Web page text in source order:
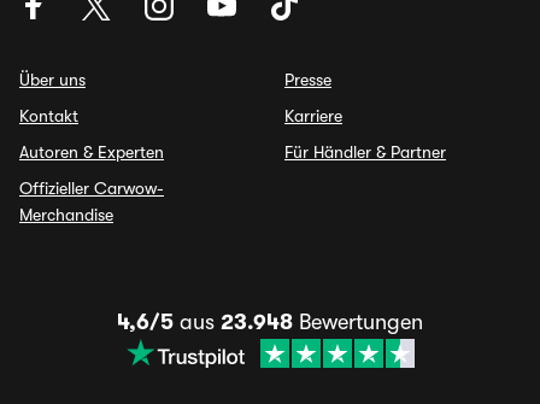
Über uns
Kontakt
Autoren & Experten
Offizieller Carwow-
Merchandise
Presse
Karriere
Für Händler & Partner
4,6/5 aus 23.948 Bewertungen